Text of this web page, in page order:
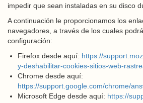
impedir que sean instaladas en su disco
A continuación le proporcionamos los
navegadores, a través de los cuales
configuración:
Firefox desde aquí: https://
y-deshabilitar-cookies-sitios-web-
Chrome desde aquí:
https://support.google.com/chrome/
Microsoft Edge desde aquí: https://